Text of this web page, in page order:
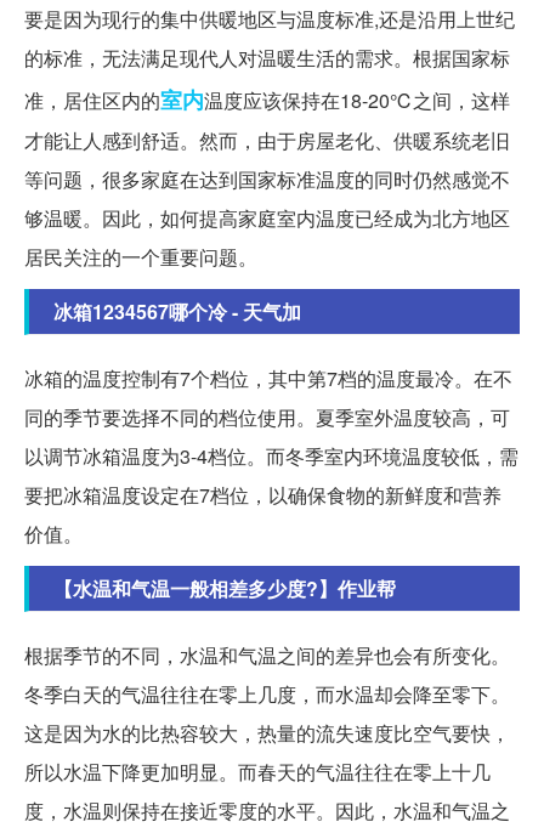
要是因为现行的集中供暖地区与温度标准,还是沿用上世纪
的标准，无法满足现代人对温暖生活的需求。根据国家标
准，居住区内的室内温度应该保持在18-20℃之间，这样
才能让人感到舒适。然而，由于房屋老化、供暖系统老旧
等问题，很多家庭在达到国家标准温度的同时仍然感觉不
够温暖。因此，如何提高家庭室内温度已经成为北方地区
居民关注的一个重要问题。
冰箱1234567哪个冷 - 天气加
冰箱的温度控制有7个档位，其中第7档的温度最冷。在不
同的季节要选择不同的档位使用。夏季室外温度较高，可
以调节冰箱温度为3-4档位。而冬季室内环境温度较低，需
要把冰箱温度设定在7档位，以确保食物的新鲜度和营养
价值。
【水温和气温一般相差多少度?】作业帮
根据季节的不同，水温和气温之间的差异也会有所变化。
冬季白天的气温往往在零上几度，而水温却会降至零下。
这是因为水的比热容较大，热量的流失速度比空气要快，
所以水温下降更加明显。而春天的气温往往在零上十几
度，水温则保持在接近零度的水平。因此，水温和气温之